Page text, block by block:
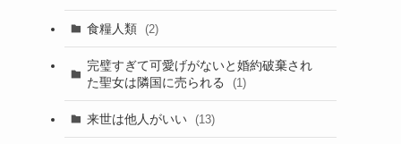
食糧人類 (2)
完璧すぎて可愛げがないと婚約破棄され
た聖女は隣国に売られる
(1)
来世は他人がいい (13)